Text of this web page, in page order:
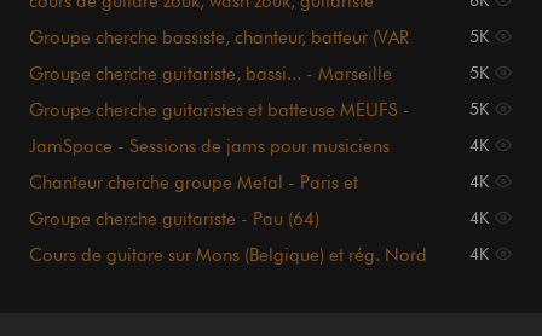
Groupe cherche bassiste, chanteur, batteur (VAR
5K
Groupe cherche guitariste, bassi... - Marseille
5K
Groupe cherche guitaristes et batteuse MEUFS -
5K
JamSpace - Sessions de jams pour musiciens
4K
Chanteur cherche groupe Metal - Paris et
4K
Groupe cherche guitariste - Pau (64) 4K
Cours de guitare sur Mons (Belgique) et rég. Nord
4K